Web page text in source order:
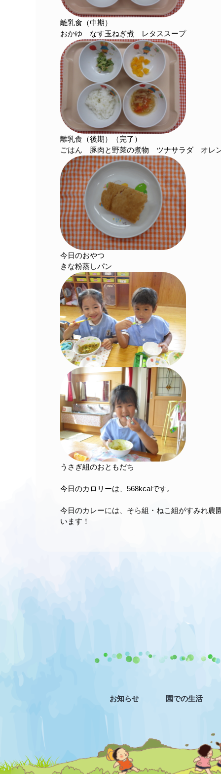
離乳食（中期）
おかゆ なす玉ねぎ煮 レタススープ
離乳食（後期）（完了）
ごはん 豚肉と野菜の煮物 ツナサラダ オレ
今日のおやつ
きな粉蒸しパン
うさぎ組のおともだち
今日のカロリーは、568kcalです。
今日のカレーには、そら組・ねこ組がすみれ農
います！
お知らせ 園での生活